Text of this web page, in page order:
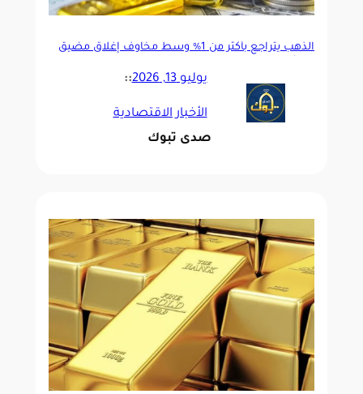
الذهب يتراجع بأكثر من 1% وسط مخاوف إغلاق مضيق
يوليو 13, 2026 ::
الأخبار الاقتصادية
صدى تبوك